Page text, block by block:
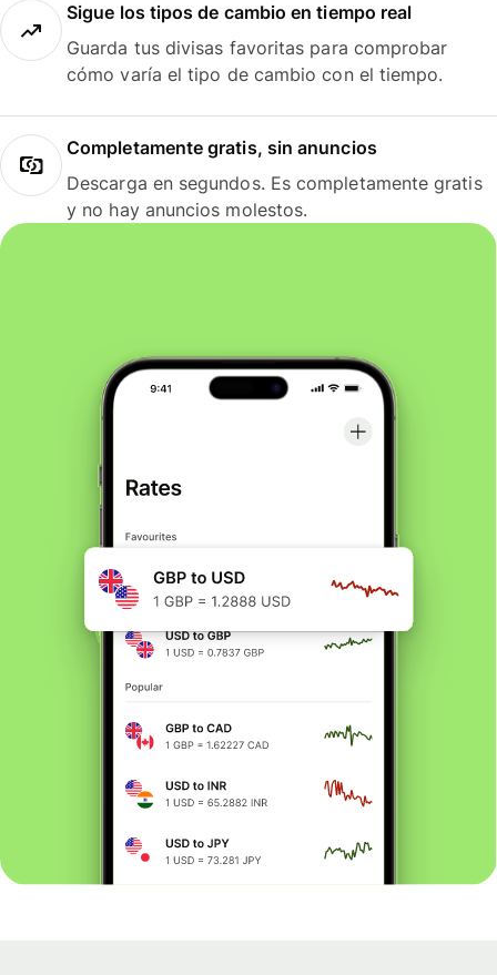
Sigue los tipos de cambio en tiempo real
Guarda tus divisas favoritas para comprobar
cómo varía el tipo de cambio con el tiempo.
Completamente gratis, sin anuncios
Descarga en segundos. Es completamente gratis
y no hay anuncios molestos.